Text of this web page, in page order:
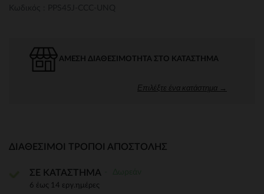
ΆΜΕΣΗ ΔΙΑΘΕΣΙΜΌΤΗΤΑ ΣΤΟ ΚΑΤΆΣΤΗΜΑ
Επιλέξτε ένα κατάστημα →
ΔΙΑΘΈΣΙΜΟΙ ΤΡΌΠΟΙ ΑΠΟΣΤΟΛΉΣ
ΣΕ ΚΑΤΑΣΤΗΜΑ
6 έως 14 εργ.ημέρες